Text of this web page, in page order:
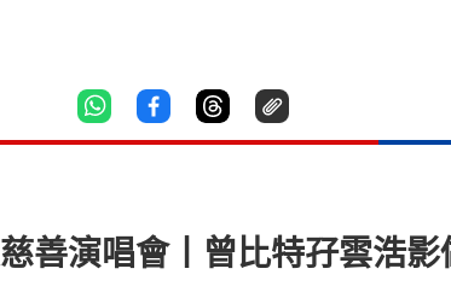
善演唱會丨曾比特孖雲浩